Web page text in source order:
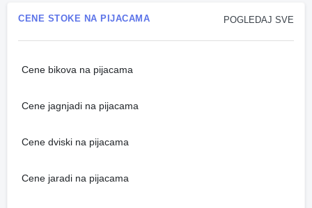
POGLEDAJ SVE
CENE STOKE NA PIJACAMA
Cene bikova na pijacama
Cene jagnjadi na pijacama
Cene dviski na pijacama
Cene jaradi na pijacama